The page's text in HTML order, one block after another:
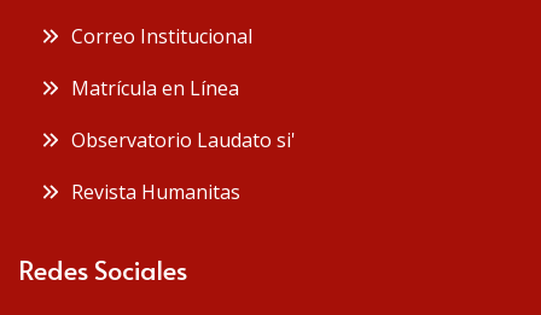
Correo Institucional
Matrícula en Línea
Observatorio Laudato si'
Revista Humanitas
Redes Sociales